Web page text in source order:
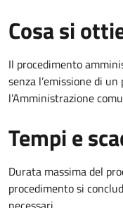
Cosa si
Il procedimento
senza l’emissione di
l’Amministrazione
Tempi e
Durata massima del
procedimento si